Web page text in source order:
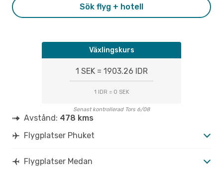
Sök flyg + hotell
Växlingskurs
1 SEK = 1903.26 IDR
1 IDR = 0 SEK
Senast kontrollerad Tors 6/08
Avstånd: 478 kms
Flygplatser Phuket
Flygplatser Medan